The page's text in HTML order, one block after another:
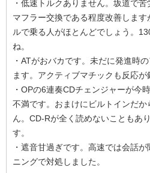
・低速トルクありません。坂道で
マフラー交換である程度改善しま
ルで乗る人がほとんどでしょう。
ね。
・ATがおバカです。未だに発進時
ます。アクティブマチックも反応が
・OPの6連奏CDチェンジャーが今
不満です。おまけにビルトインだ
ん。CD-Rが全く読めないこともあ
す。
・遮音甘過ぎです。高速では会話
ニングで対処しました。